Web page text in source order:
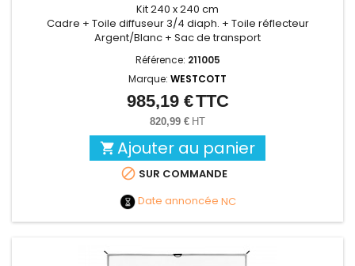
Kit 240 x 240 cm
Cadre + Toile diffuseur 3/4 diaph. + Toile réflecteur
Argent/Blanc + Sac de transport
Référence: 211005
Marque: WESTCOTT
Prix
985,19 €TTC
820,99 € HT
 Ajouter au panier
 SUR COMMANDE
Date annoncée NC